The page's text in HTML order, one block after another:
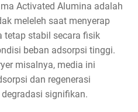
Activated Alumina adalah
meleleh saat menyerap
tetap stabil secara fisik
beban adsorpsi tinggi.
misalnya, media ini
dan regenerasi
signifikan.